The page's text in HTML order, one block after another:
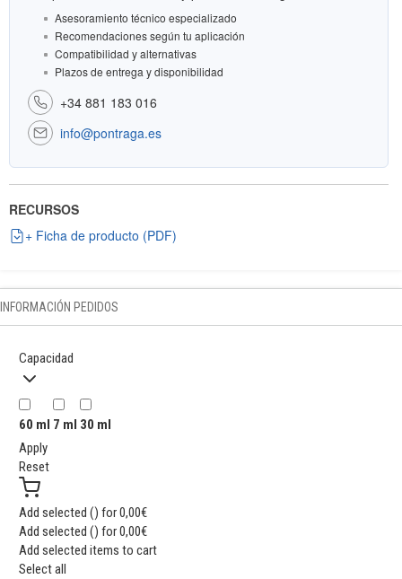
Asesoramiento técnico especializado
Recomendaciones según tu aplicación
Compatibilidad y alternativas
Plazos de entrega y disponibilidad
+34 881 183 016
info@pontraga.es
RECURSOS
+ Ficha de producto (PDF)
INFORMACIÓN PEDIDOS
Capacidad
60 ml 7 ml 30 ml
Apply
Reset
Add selected () for0,00€
Add selected () for0,00€
Add selected items to cart
Select all